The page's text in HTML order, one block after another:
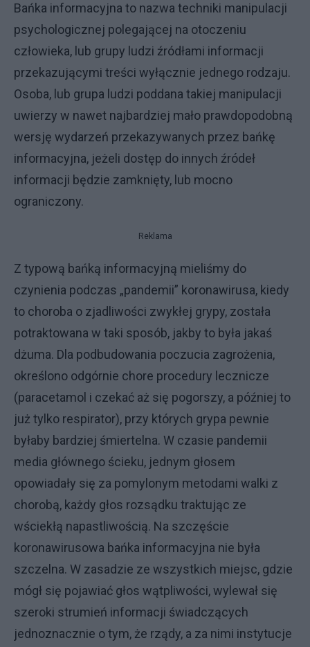
Bańka informacyjna to nazwa techniki manipulacji
psychologicznej polegającej na otoczeniu
człowieka, lub grupy ludzi źródłami informacji
przekazującymi treści wyłącznie jednego rodzaju.
Osoba, lub grupa ludzi poddana takiej manipulacji
uwierzy w nawet najbardziej mało prawdopodobną
wersję wydarzeń przekazywanych przez bańkę
informacyjna, jeżeli dostęp do innych źródeł
informacji będzie zamknięty, lub mocno
ograniczony.
Reklama
Z typową bańką informacyjną mieliśmy do
czynienia podczas „pandemii” koronawirusa, kiedy
to choroba o zjadliwości zwykłej grypy, została
potraktowana w taki sposób, jakby to była jakaś
dżuma. Dla podbudowania poczucia zagrożenia,
określono odgórnie chore procedury lecznicze
(paracetamol i czekać aż się pogorszy, a później to
już tylko respirator), przy których grypa pewnie
byłaby bardziej śmiertelna. W czasie pandemii
media głównego ścieku, jednym głosem
opowiadały się za pomylonym metodami walki z
chorobą, każdy głos rozsądku traktując ze
wściekłą napastliwością. Na szczęście
koronawirusowa bańka informacyjna nie była
szczelna. W zasadzie ze wszystkich miejsc, gdzie
mógł się pojawiać głos wątpliwości, wylewał się
szeroki strumień informacji świadczących
jednoznacznie o tym, że rządy, a za nimi instytucje